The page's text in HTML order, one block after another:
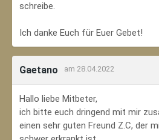
schreibe.
Ich danke Euch für Euer Gebet!
Gaetano am 28.04.2022
Hallo liebe Mitbeter,
ich bitte euch dringend mit mir
einen sehr guten Freund Z.C, der